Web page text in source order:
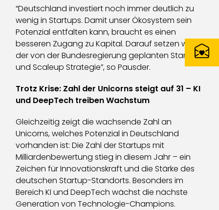
“Deutschland investiert noch immer deutlich zu
wenig in Startups. Damit unser Ökosystem sein
Potenzial entfalten kann, braucht es einen
besseren Zugang zu Kapital. Darauf setzen wir in
der von der Bundesregierung geplanten Startup-
und Scaleup Strategie”, so Pausder.
Trotz Krise: Zahl der Unicorns steigt auf 31 – KI
und DeepTech treiben Wachstum
Gleichzeitig zeigt die wachsende Zahl an
Unicorns, welches Potenzial in Deutschland
vorhanden ist: Die Zahl der Startups mit
Milliardenbewertung stieg in diesem Jahr – ein
Zeichen für Innovationskraft und die Stärke des
deutschen Startup-Standorts. Besonders im
Bereich KI und DeepTech wächst die nächste
Generation von Technologie-Champions.